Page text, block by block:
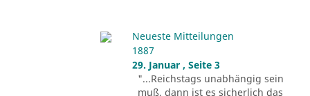
Neueste Mitteilungen
1887
29. Januar , Seite 3
"...Reichstags unabhängig sein
muß, dann ist es sicherlich das